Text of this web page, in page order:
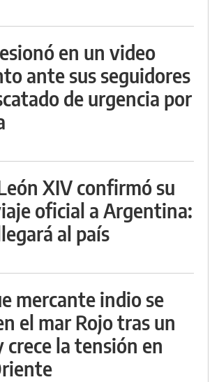
en un video
ante sus seguidores
de urgencia por
XIV confirmó su
oficial a Argentina:
al país
mercante indio se
el mar Rojo tras un
crece la tensión en